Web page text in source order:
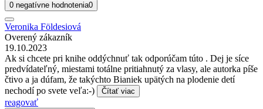
0 negatívne hodnotenia0
Veronika Földesiová
Overený zákazník
19.10.2023
Ak si chcete pri knihe oddýchnuť tak odporúčam túto . Dej je síce
predvídateľný, miestami totálne pritiahnutý za vlasy, ale autorka píše
čtivo a ja dúfam, že takýchto Bianiek upätých na plodenie detí
nechodí po svete veľa:-)
Čítať viac
reagovať